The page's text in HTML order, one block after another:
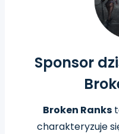
Sponsor
Broken Ranks
charakteryzuje